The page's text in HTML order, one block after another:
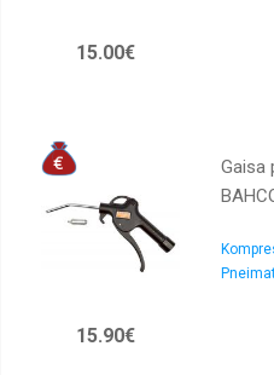
15.00€
Gaisa
15.90€